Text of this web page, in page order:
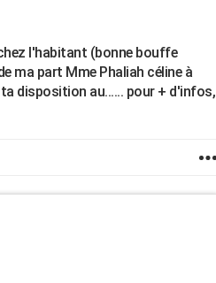
l'habitant (bonne bouffe
ma part Mme Phaliah céline à
disposition au...... pour + d'infos,